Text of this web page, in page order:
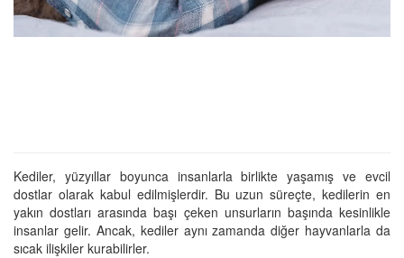
Kediler, yüzyıllar boyunca insanlarla birlikte yaşamış ve evcil
dostlar olarak kabul edilmişlerdir. Bu uzun süreçte, kedilerin en
yakın dostları arasında başı çeken unsurların başında kesinlikle
insanlar gelir. Ancak, kediler aynı zamanda diğer hayvanlarla da
sıcak ilişkiler kurabilirler.